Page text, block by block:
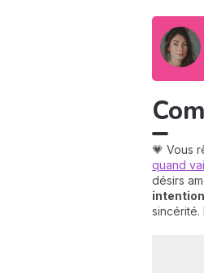
💗 Vous
quand
désirs
sincérité.